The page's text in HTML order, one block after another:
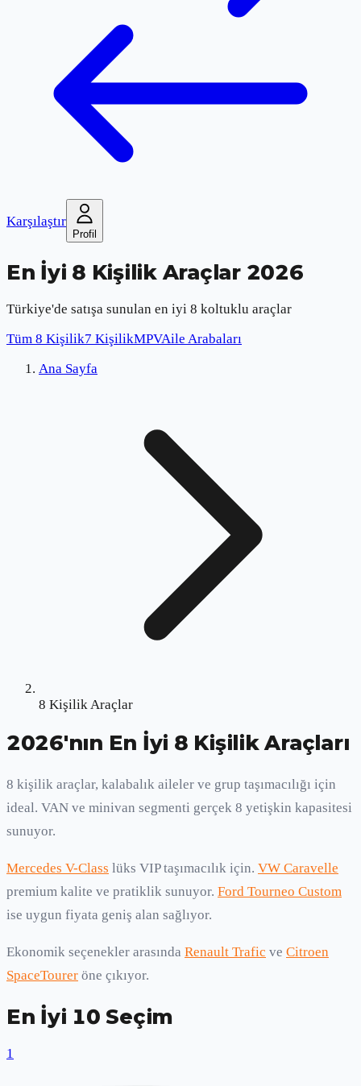
Karşılaştır
Profil
En İyi 8 Kişilik Araçlar 2026
Türkiye'de satışa sunulan en iyi 8 koltuklu araçlar
Tüm 8 Kişilik7 KişilikMPVAile Arabaları
Ana Sayfa
8 Kişilik Araçlar
2026'nın En İyi 8 Kişilik Araçları
8 kişilik araçlar, kalabalık aileler ve grup taşımacılığı için
ideal. VAN ve minivan segmenti gerçek 8 yetişkin kapasitesi
sunuyor.
Mercedes V-Class lüks VIP taşımacılık için. VW Caravelle
premium kalite ve pratiklik sunuyor. Ford Tourneo Custom
ise uygun fiyata geniş alan sağlıyor.
Ekonomik seçenekler arasında Renault Trafic ve Citroen
SpaceTourer öne çıkıyor.
En İyi 10 Seçim
1